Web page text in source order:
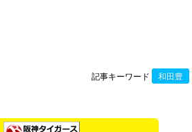
記事キーワード 和田豊